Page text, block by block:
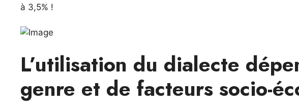
à 3,5% !
L’utilisation du dialecte
genre et de facteurs socio-